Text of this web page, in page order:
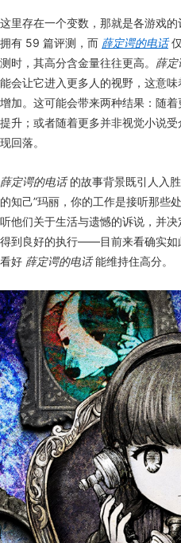
这里存在一个变数，那就是各游戏的
拥有 59 篇评测，而 薛定谔的电话
测时，其高分含金量往往更高。 薛定
能会让它进入更多人的视野，这意
增加。这可能会带来两种结果：随
提升；或者随着更多并非视觉小说
现回落。
薛定谔的电话的故事背景既引人入
的知己”玛丽，你的工作是接听那些
听他们关于生活与遗憾的诉说，并
得到良好的执行——目前来看确实
看好 薛定谔的电话能维持住高分。